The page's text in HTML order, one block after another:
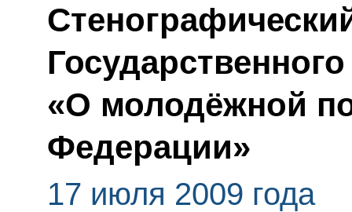
«О молодёжной
Федерации»
17 июля 2009 года